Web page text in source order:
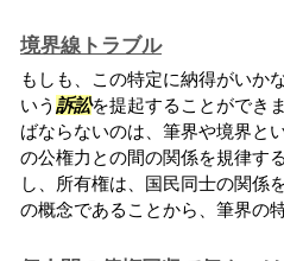
境界線トラブル
もしも、この特定に納得がいか
いう 訴訟を提起することができ
ばならないのは、筆界や境界と
の公権力との間の関係を規律す
し、所有権は、国民同士の関係
の概念であることから、筆界の